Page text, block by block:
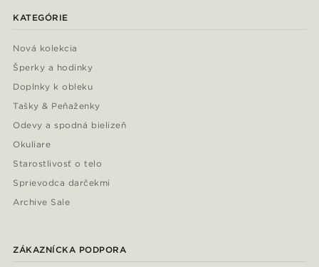
KATEGÓRIE
Nová kolekcia
Šperky a hodinky
Doplnky k obleku
Tašky & Peňaženky
Odevy a spodná bielizeň
Okuliare
Starostlivosť o telo
Sprievodca darčekmi
Archive Sale
ZÁKAZNÍCKA PODPORA